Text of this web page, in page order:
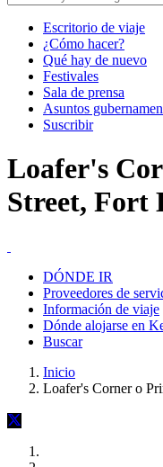
Escritorio de viaje
¿Cómo hacer?
Qué hay de nuevo
Festivales
Sala de prensa
Asuntos
Suscribir
Loafer's
Street, Fort
DÓNDE IR
Proveedores de
Información de viaje
Dónde alojarse en
Buscar
Inicio
Loafer's Corner o